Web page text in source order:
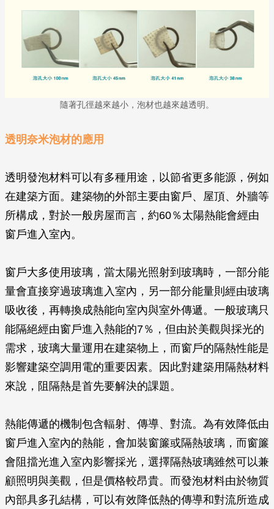
隨著孔徑越來越小，泡材也越來越透明。
透明奈米泡材的應用
透明發泡材料可以有多種用途，以節省更多能源，例如
在建築方面。建築物的外部主要由窗戶、屋頂、外牆等
所構成，對於一般房屋而言，約60％太陽熱能會經由
窗戶進入室內。
窗戶大多使用玻璃，當太陽光照射到玻璃時，一部分能
量會直接穿過玻璃進入室內，另一部分能量則經由玻璃
吸收後，再轉換成熱能向室內與室外傳遞。一般玻璃只
能隔絕經由窗戶進入熱能的7％，但由於美觀與採光的
需求，玻璃大量運用在建築物上，而窗戶的隔熱性能是
影響建築空調用電的重要因素。因此對建築用隔熱材料
來說，阻隔熱是首先要解決的課題。
熱能傳遞的機制包含輻射、傳導、對流。為有效降低由
窗戶進入室內的熱能，會加裝窗簾或隔熱玻璃，而窗簾
會阻擋光進入室內影響採光，選擇隔熱玻璃雖然可以兼
顧照明與美觀，但是價格較昂貴。而發泡材料由於物質
內部具多孔結構，可以有效降低熱的傳導和對流所造成